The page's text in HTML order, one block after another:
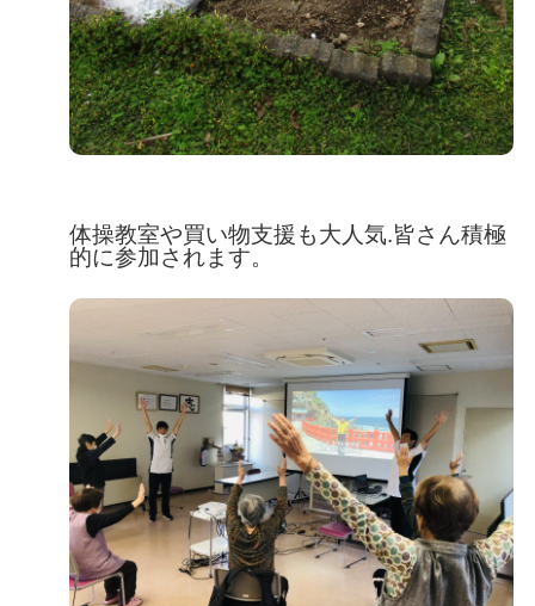
体操教室や買い物支援も大人気.皆さん積極
的に参加されます。